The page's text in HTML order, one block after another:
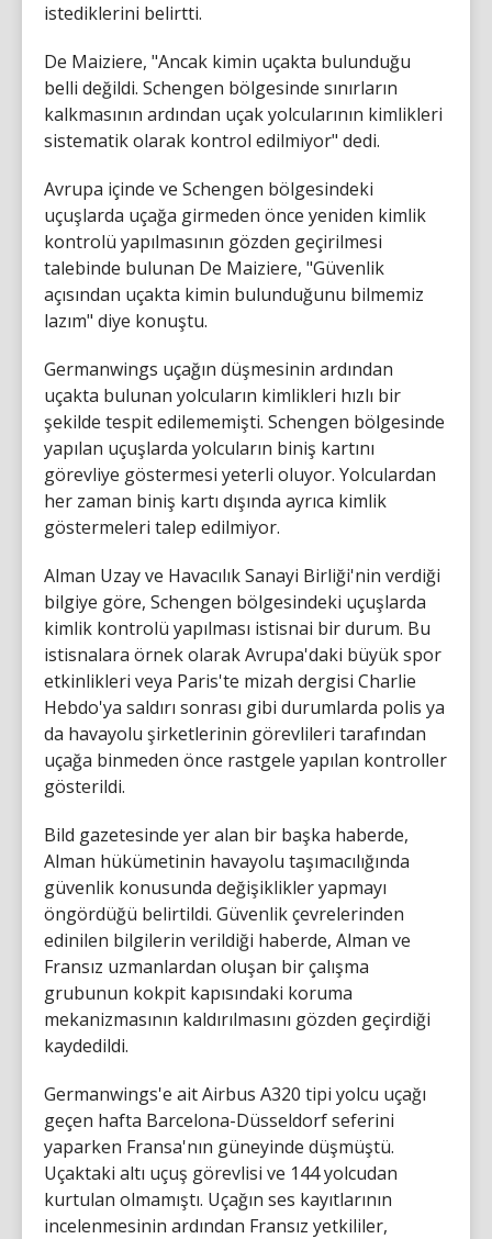
istediklerini belirtti.
De Maiziere, "Ancak kimin uçakta bulunduğu
belli değildi. Schengen bölgesinde sınırların
kalkmasının ardından uçak yolcularının kimlikleri
sistematik olarak kontrol edilmiyor" dedi.
Avrupa içinde ve Schengen bölgesindeki
uçuşlarda uçağa girmeden önce yeniden kimlik
kontrolü yapılmasının gözden geçirilmesi
talebinde bulunan De Maiziere, "Güvenlik
açısından uçakta kimin bulunduğunu bilmemiz
lazım" diye konuştu.
Germanwings uçağın düşmesinin ardından
uçakta bulunan yolcuların kimlikleri hızlı bir
şekilde tespit edilememişti. Schengen bölgesinde
yapılan uçuşlarda yolcuların biniş kartını
görevliye göstermesi yeterli oluyor. Yolculardan
her zaman biniş kartı dışında ayrıca kimlik
göstermeleri talep edilmiyor.
Alman Uzay ve Havacılık Sanayi Birliği'nin verdiği
bilgiye göre, Schengen bölgesindeki uçuşlarda
kimlik kontrolü yapılması istisnai bir durum. Bu
istisnalara örnek olarak Avrupa'daki büyük spor
etkinlikleri veya Paris'te mizah dergisi Charlie
Hebdo'ya saldırı sonrası gibi durumlarda polis ya
da havayolu şirketlerinin görevlileri tarafından
uçağa binmeden önce rastgele yapılan kontroller
gösterildi.
Bild gazetesinde yer alan bir başka haberde,
Alman hükümetinin havayolu taşımacılığında
güvenlik konusunda değişiklikler yapmayı
öngördüğü belirtildi. Güvenlik çevrelerinden
edinilen bilgilerin verildiği haberde, Alman ve
Fransız uzmanlardan oluşan bir çalışma
grubunun kokpit kapısındaki koruma
mekanizmasının kaldırılmasını gözden geçirdiği
kaydedildi.
Germanwings'e ait Airbus A320 tipi yolcu uçağı
geçen hafta Barcelona-Düsseldorf seferini
yaparken Fransa'nın güneyinde düşmüştü.
Uçaktaki altı uçuş görevlisi ve 144 yolcudan
kurtulan olmamıştı. Uçağın ses kayıtlarının
incelenmesinin ardından Fransız yetkililer,